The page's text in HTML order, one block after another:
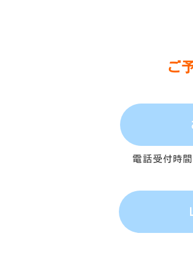
ご
電話受付時